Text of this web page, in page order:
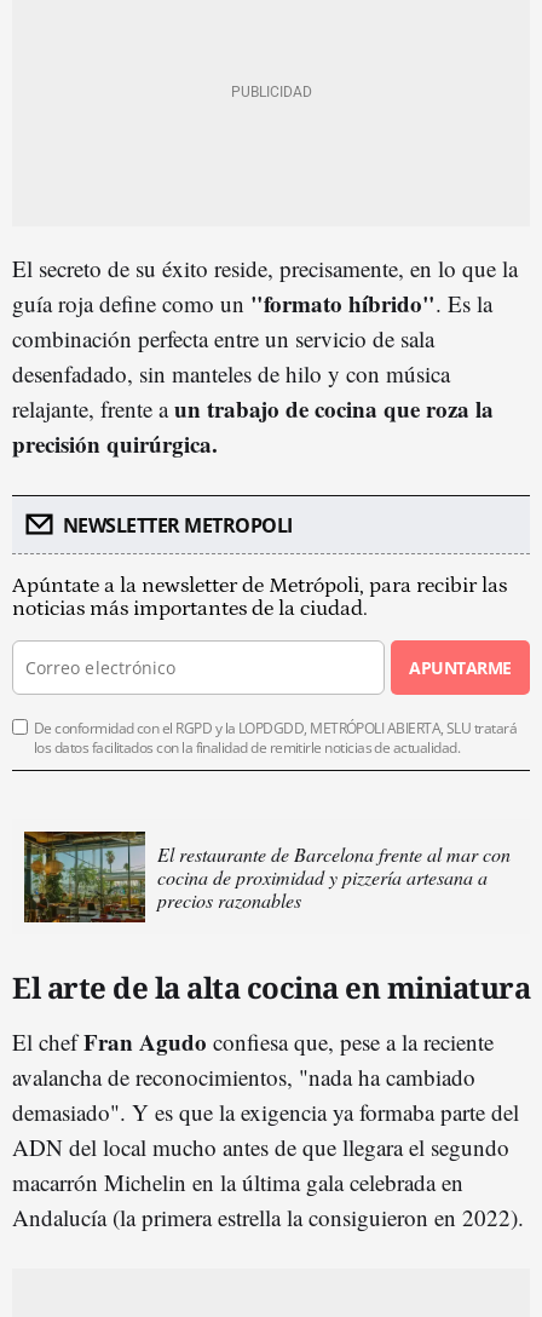
El secreto de su éxito reside, precisamente, en lo que la
guía roja define como un "formato híbrido". Es la
combinación perfecta entre un servicio de sala
desenfadado, sin manteles de hilo y con música
relajante, frente aun trabajo de cocina que roza la
precisión quirúrgica.
NEWSLETTER METROPOLI
Apúntate a la newsletter de Metrópoli, para recibir las
noticias más importantes de la ciudad.
APUNTARME
De conformidad con el RGPD y la LOPDGDD, METRÓPOLI ABIERTA, SLU tratará
los datos facilitados con la finalidad de remitirle noticias de actualidad.
El restaurante de Barcelona frente al mar con
cocina de proximidad y pizzería artesana a
precios razonables
El arte de la alta cocina en miniatura
El chefFran Agudo confiesa que, pese a la reciente
avalancha de reconocimientos, "nada ha cambiado
demasiado". Y es que la exigencia ya formaba parte del
ADN del local mucho antes de que llegara el segundo
macarrón Michelin en la última gala celebrada en
Andalucía (la primera estrella la consiguieron en 2022).